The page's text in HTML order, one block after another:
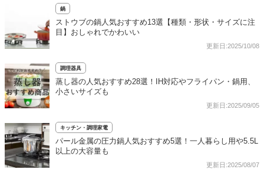
鍋
ストウブの鍋人気おすすめ13選【種類・形状・サイズに注
目】おしゃれでかわいい
更新日:2025/10/08
調理器具
蒸し器の人気おすすめ28選！IH対応やフライパン・鍋用、
小さいサイズも
更新日:2025/09/05
キッチン・調理家電
パール金属の圧力鍋人気おすすめ5選！一人暮らし用や5.5L
以上の大容量も
更新日:2025/08/07